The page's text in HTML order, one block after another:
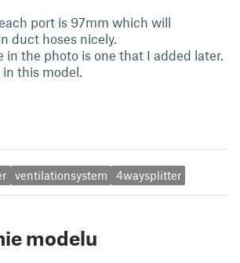
port is 97mm which will
duct hoses nicely.
in the photo is one that I added later.
this model.
ventilationsystem 4waysplitter
modelu